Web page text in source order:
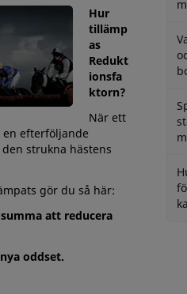
Hur
tillämp
as
Redukt
ionsfa
ktorn?
När ett
en efterföljande
strukna hästens
gör du så här:
att reducera
oddset.